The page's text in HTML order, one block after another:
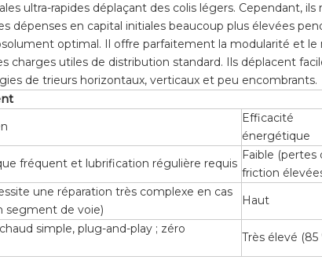
ultra-rapides déplaçant des colis légers. Cependant,
dépenses en capital initiales beaucoup plus élevées
optimal. Il offre parfaitement la modularité et le
charges utiles de distribution standard. Ils déplacent
de trieurs horizontaux, verticaux et peu encombrants.
Efficacité
énergétique
fréquent et lubrification régulière requis
Faible (pertes
friction
une réparation très complexe en cas
segment de voie)
Haut
simple, plug-and-play ; zéro
Très élevé (85